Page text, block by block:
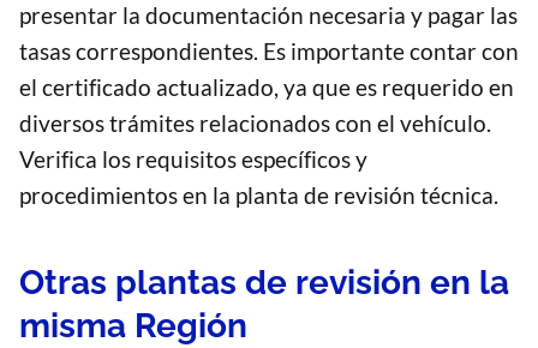
presentar la documentación necesaria y pagar las
tasas correspondientes. Es importante contar con
el certificado actualizado, ya que es requerido en
diversos trámites relacionados con el vehículo.
Verifica los requisitos específicos y
procedimientos en la planta de revisión técnica.
Otras plantas de revisión en la
misma Región